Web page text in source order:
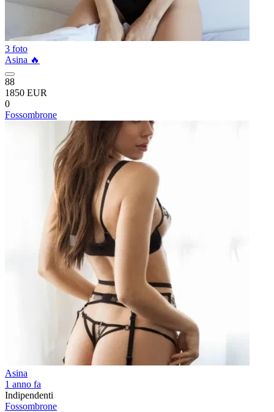
3 foto
Asina 🔥
88
1850 EUR
0
Fossombrone
Asina
1 anno fa
Indipendenti
Fossombrone